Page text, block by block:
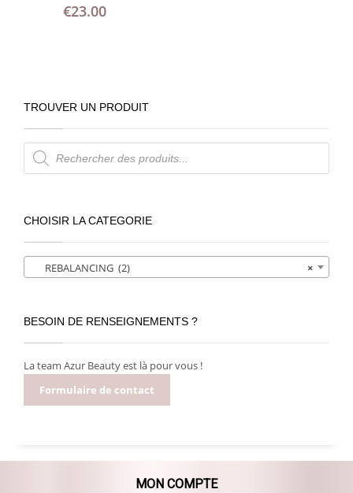
€23.00
TROUVER UN PRODUIT
Recherche
de
produits
CHOISIR LA CATEGORIE
×
REBALANCING (2)
BESOIN DE RENSEIGNEMENTS ?
La team Azur Beauty est là pour vous !
Formulaire de contact
MON COMPTE